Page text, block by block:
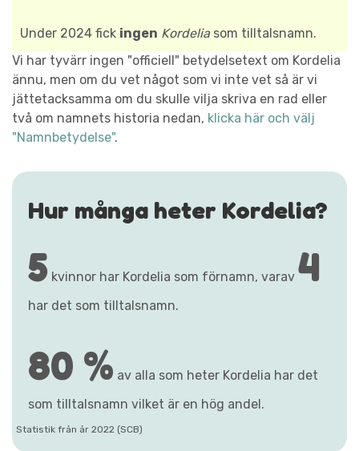
Under 2024 fick ingen Kordeliasom tilltalsnamn.
Vi har tyvärr ingen "officiell" betydelsetext om Kordelia
ännu, men om du vet något som vi inte vet så är vi
jättetacksamma om du skulle vilja skriva en rad eller
två om namnets historia nedan, klicka här och välj
"Namnbetydelse".
Hur många heter Kordelia?
5 kvinnor har Kordelia som förnamn, varav 4
har det som tilltalsnamn.
80 % av alla som heter Kordelia har det
som tilltalsnamn vilket är en hög andel.
Statistik från år 2022 (SCB)